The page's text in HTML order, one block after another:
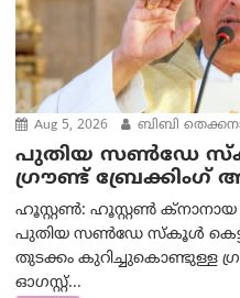
Aug 5, 2026 ബിബി
പുതിയ സൺഡേ സ്കൂൾ
ഗ്രൗണ്ട് ബ്രേക്കിംഗ്
ഹൂസ്റ്റൺ: ഹൂസ്റ്റൺ
പുതിയ സൺഡേ സ്കൂൾ
തുടക്കം കുറിച്ചുകൊണ്ടുള്ള
ഓഗസ്റ്റ്...